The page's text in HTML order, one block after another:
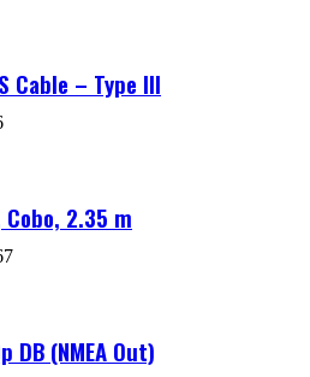
Cable – Type III
2.35 m
(NMEA Out)